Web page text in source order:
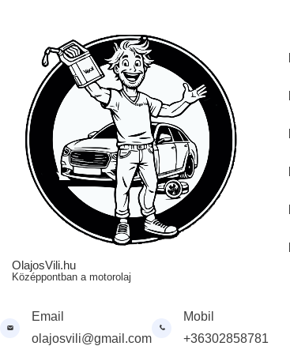
OlajosVili.hu
Középpontban a motorolaj
Email
olajosvili@gmail.com
Mobil
+36302858781